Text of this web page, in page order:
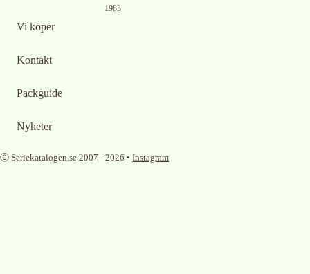
Vi köper
Kontakt
Packguide
Nyheter
1983
Ⓒ Seriekatalogen.se 2007 - 2026 • Instagram